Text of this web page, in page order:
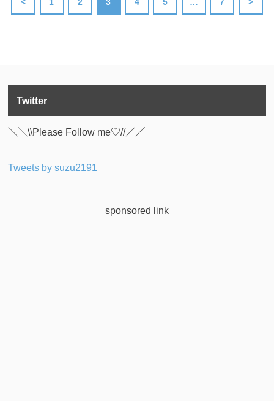
Twitter
＼＼\\Please Follow me♡//／／
Tweets by suzu2191
sponsored link